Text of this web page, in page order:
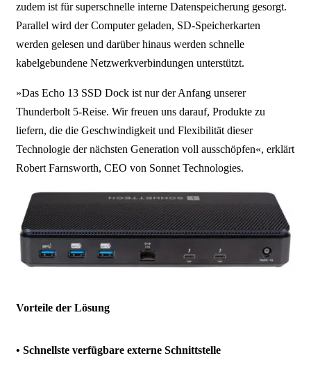
zudem ist für superschnelle interne Datenspeicherung gesorgt.
Parallel wird der Computer geladen, SD-Speicherkarten
werden gelesen und darüber hinaus werden schnelle
kabelgebundene Netzwerkverbindungen unterstützt.
»Das Echo 13 SSD Dock ist nur der Anfang unserer
Thunderbolt 5-Reise. Wir freuen uns darauf, Produkte zu
liefern, die die Geschwindigkeit und Flexibilität dieser
Technologie der nächsten Generation voll ausschöpfen«, erklärt
Robert Farnsworth, CEO von Sonnet Technologies.
Vorteile der Lösung
• Schnellste verfügbare externe Schnittstelle